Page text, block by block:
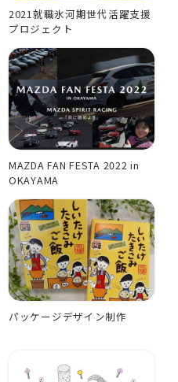
2021就職氷河期世代活躍支援
プロジェクト
MAZDA FAN FESTA 2022 in
OKAYAMA
パッケージデザイン制作